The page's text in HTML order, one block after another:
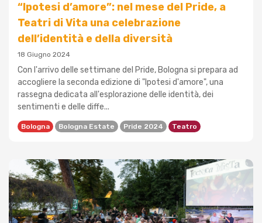
“Ipotesi d’amore”: nel mese del Pride, a
Teatri di Vita una celebrazione
dell’identità e della diversità
18 Giugno 2024
Con l'arrivo delle settimane del Pride, Bologna si prepara ad
accogliere la seconda edizione di "Ipotesi d'amore", una
rassegna dedicata all'esplorazione delle identità, dei
sentimenti e delle diffe...
Bologna Bologna Estate Pride 2024 Teatro